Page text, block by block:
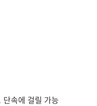
속에 걸릴 가능